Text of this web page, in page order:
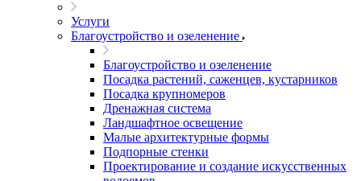
Услуги
Благоустройство и озеленение
Благоустройство и озеленение
Посадка растений, саженцев, кустарников
Посадка крупномеров
Дренажная система
Ландшафтное освещение
Малые архитектурные формы
Подпорные стенки
Проектирование и создание искусственных